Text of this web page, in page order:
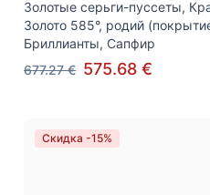
Золотые серьги-пуссеты,
Золото 585°, родий
Бриллианты, Сапфир
677.27 € 575.68 €
Скидка -15%